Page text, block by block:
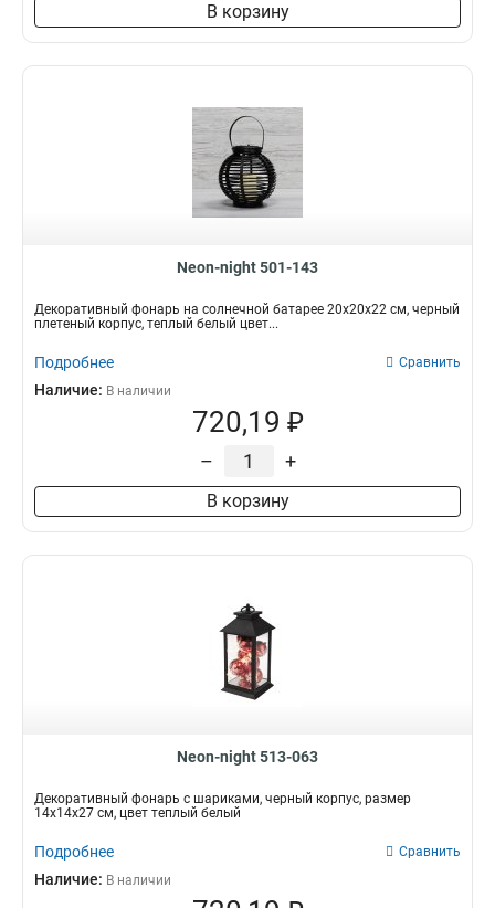
В корзину
Neon-night 501-143
Декоративный фонарь на солнечной батарее 20х20х22 см, черный
плетеный корпус, теплый белый цвет...
Подробнее Сравнить
Наличие: В наличии
720,19 ₽
– +
В корзину
Neon-night 513-063
Декоративный фонарь с шариками, черный корпус, размер
14х14х27 см, цвет теплый белый
Подробнее Сравнить
Наличие: В наличии